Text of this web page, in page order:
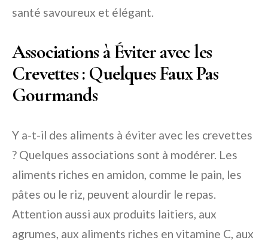
santé savoureux et élégant.
Associations à Éviter avec les
Crevettes : Quelques Faux Pas
Gourmands
Y a-t-il des aliments à éviter avec les crevettes
? Quelques associations sont à modérer. Les
aliments riches en amidon, comme le pain, les
pâtes ou le riz, peuvent alourdir le repas.
Attention aussi aux produits laitiers, aux
agrumes, aux aliments riches en vitamine C, aux